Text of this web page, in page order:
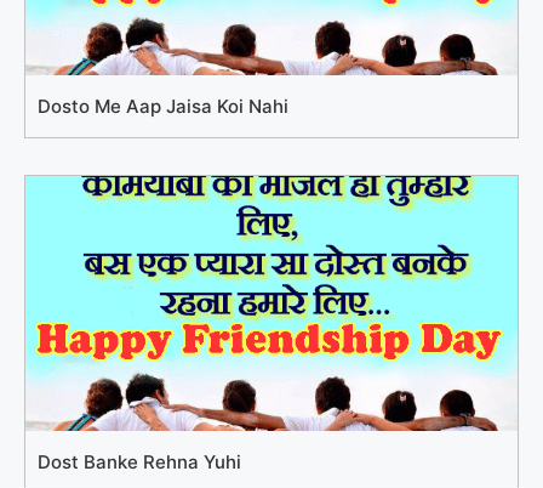
Dosto Me Aap Jaisa Koi Nahi
Dost Banke Rehna Yuhi